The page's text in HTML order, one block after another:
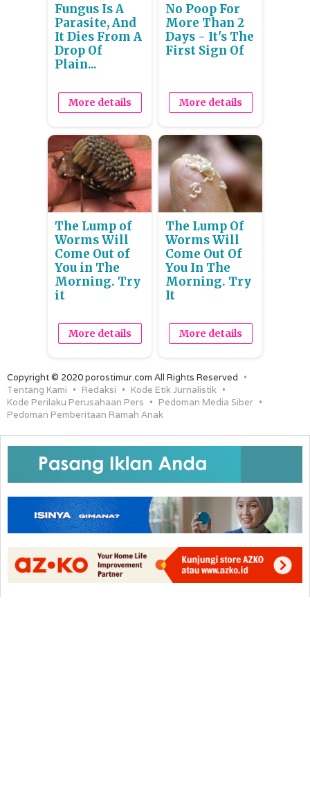
Fungus Is A
Parasite, And
It Dies From A
Drop Of
Plain...
More details
No Poop For
More Than 2
Days - It's The
First Sign Of
More details
The Lump of
Worms Will
Come Out of
You in The
Morning. Try
it
More details
The Lump Of
Worms Will
Come Out Of
You In The
Morning. Try
It
More details
Copyright © 2020 porostimur.com All Rights Reserved
Tentang Kami
Redaksi
Kode Etik Jurnalistik
Kode Perilaku Perusahaan Pers
Pedoman Media Siber
Pedoman Pemberitaan Ramah Anak